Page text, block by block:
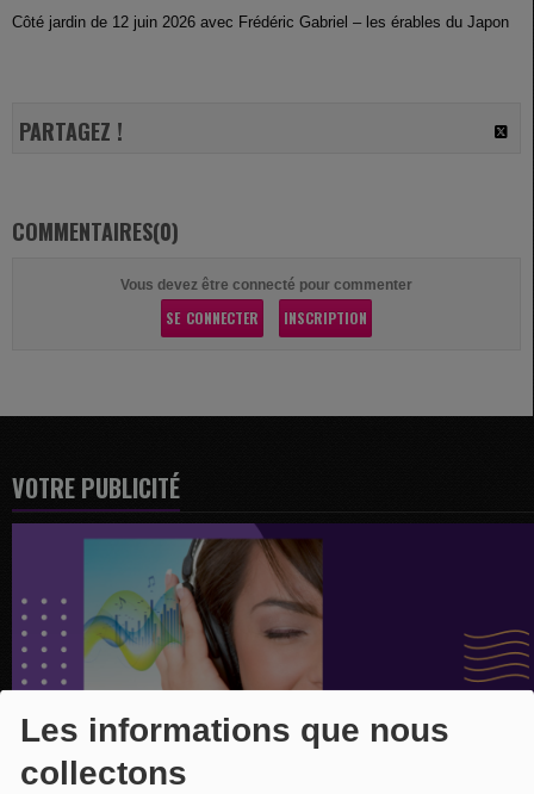
Les informations que nous
collectons
Côté jardin de 12 juin 2026 avec Frédéric Gabriel – les érables du Japon
PARTAGEZ !
COMMENTAIRES(0)
Vous devez être connecté pour commenter
SE CONNECTER INSCRIPTION
VOTRE PUBLICITÉ